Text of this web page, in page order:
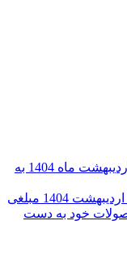
ارزش پـرتفوی بورسی “ونیکی” در اردیبهشت ماه 1404 به
“چفیبر” در مدت 8 ماهه مالی منتهی به اردیبهشت 1404 مبلغی
محصولات خود به دست